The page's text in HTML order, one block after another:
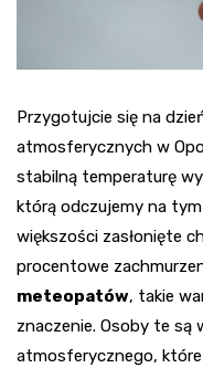
Przygotujcie się na
atmosferycznych w
stabilną temperaturę
którą odczujemy na
większości zasłonięte
procentowe
meteopatów, takie
znaczenie. Osoby te są
atmosferycznego, które